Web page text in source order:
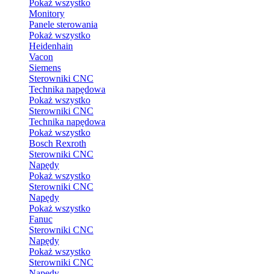
Pokaż wszystko
Monitory
Panele sterowania
Pokaż wszystko
Heidenhain
Vacon
Siemens
Sterowniki CNC
Technika napędowa
Pokaż wszystko
Sterowniki CNC
Technika napędowa
Pokaż wszystko
Bosch Rexroth
Sterowniki CNC
Napędy
Pokaż wszystko
Sterowniki CNC
Napędy
Pokaż wszystko
Fanuc
Sterowniki CNC
Napędy
Pokaż wszystko
Sterowniki CNC